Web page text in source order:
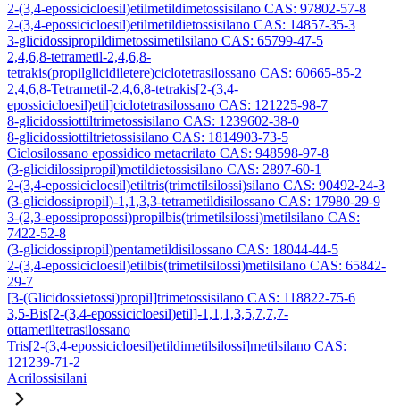
2-(3,4-epossicicloesil)etilmetildimetossisilano CAS: 97802-57-8
2-(3,4-epossicicloesil)etilmetildietossisilano CAS: 14857-35-3
3-glicidossipropildimetossimetilsilano CAS: 65799-47-5
2,4,6,8-tetrametil-2,4,6,8-
tetrakis(propilglicidiletere)ciclotetrasilossano CAS: 60665-85-2
2,4,6,8-Tetrametil-2,4,6,8-tetrakis[2-(3,4-
epossicicloesil)etil]ciclotetrasilossano CAS: 121225-98-7
8-glicidossiottiltrimetossisilano CAS: 1239602-38-0
8-glicidossiottiltrietossisilano CAS: 1814903-73-5
Ciclosilossano epossidico metacrilato CAS: 948598-97-8
(3-glicidilossipropil)metildietossisilano CAS: 2897-60-1
2-(3,4-epossicicloesil)etiltris(trimetilsilossi)silano CAS: 90492-24-3
(3-glicidossipropil)-1,1,3,3-tetrametildisilossano CAS: 17980-29-9
3-(2,3-epossipropossi)propilbis(trimetilsilossi)metilsilano CAS:
7422-52-8
(3-glicidossipropil)pentametildisilossano CAS: 18044-44-5
2-(3,4-epossicicloesil)etilbis(trimetilsilossi)metilsilano CAS: 65842-
29-7
[3-(Glicidossietossi)propil]trimetossisilano CAS: 118822-75-6
3,5-Bis[2-(3,4-epossicicloesil)etil]-1,1,1,3,5,7,7,7-
ottametiltetrasilossano
Tris[2-(3,4-epossicicloesil)etildimetilsilossi]metilsilano CAS:
121239-71-2
Acrilossisilani